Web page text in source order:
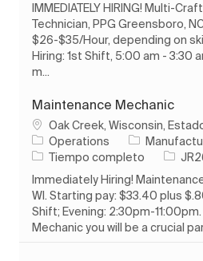
IMMEDIATELY HIRING! Multi-
Technician, PPG Greensboro,
$26-$35/Hour, depending on
Hiring: 1st Shift, 5:00 am - 3:30
m...
Maintenance Mechanic
Ubicación
Oak Creek, Wisconsin,
Operations
Categoría
Tipo de trabajo
Tiempo completo ID de
Immediately Hiring!
WI. Starting pay: $33.40 plus
Shift; Evening: 2:30pm-
Mechanic you will be a crucial